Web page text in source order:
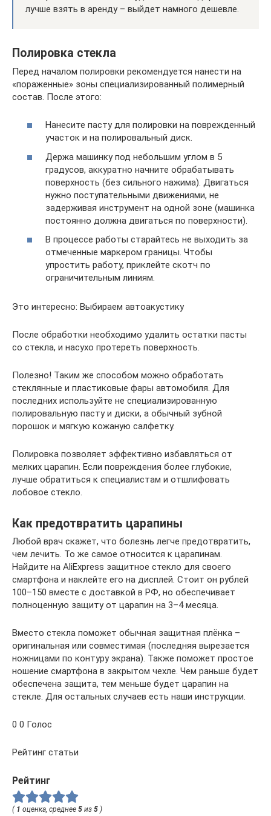
лучше взять в аренду – выйдет намного дешевле.
Полировка стекла
Перед началом полировки рекомендуется нанести на
«пораженные» зоны специализированный полимерный
состав. После этого:
Нанесите пасту для полировки на поврежденный
участок и на полировальный диск.
Держа машинку под небольшим углом в 5
градусов, аккуратно начните обрабатывать
поверхность (без сильного нажима). Двигаться
нужно поступательными движениями, не
задерживая инструмент на одной зоне (машинка
постоянно должна двигаться по поверхности).
В процессе работы старайтесь не выходить за
отмеченные маркером границы. Чтобы
упростить работу, приклейте скотч по
ограничительным линиям.
Это интересно: Выбираем автоакустику
После обработки необходимо удалить остатки пасты
со стекла, и насухо протереть поверхность.
Полезно! Таким же способом можно обработать
стеклянные и пластиковые фары автомобиля. Для
последних используйте не специализированную
полировальную пасту и диски, а обычный зубной
порошок и мягкую кожаную салфетку.
Полировка позволяет эффективно избавляться от
мелких царапин. Если повреждения более глубокие,
лучше обратиться к специалистам и отшлифовать
лобовое стекло.
Как предотвратить царапины
Любой врач скажет, что болезнь легче предотвратить,
чем лечить. То же самое относится к царапинам.
Найдите на AliExpress защитное стекло для своего
смартфона и наклейте его на дисплей. Стоит он рублей
100–150 вместе с доставкой в РФ, но обеспечивает
полноценную защиту от царапин на 3–4 месяца.
Вместо стекла поможет обычная защитная плёнка –
оригинальная или совместимая (последняя вырезается
ножницами по контуру экрана). Также поможет простое
ношение смартфона в закрытом чехле. Чем раньше будет
обеспечена защита, тем меньше будет царапин на
стекле. Для остальных случаев есть наши инструкции.
0 0 Голос
Рейтинг статьи
Рейтинг
( 1 оценка, среднее 5 из 5 )